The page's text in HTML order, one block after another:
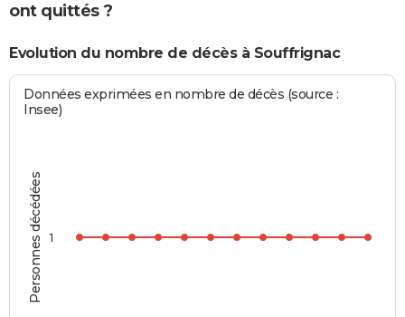
ont quittés ?
Evolution du nombre de décès à Souffrignac
Personnes décédées
Données exprimées en nombre de décès (source :
Insee)
1